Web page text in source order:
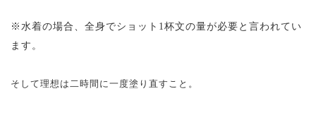
※水着の場合、全身でショット1杯文の量が必要と言われてい
ます。
そして理想は二時間に一度塗り直すこと。